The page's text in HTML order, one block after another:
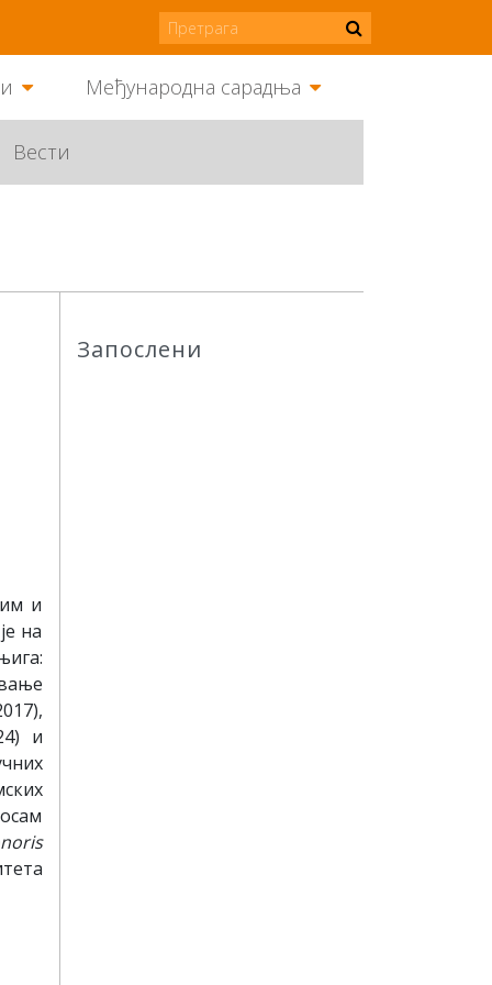
Међународна сарадња
Вести
Запослени
и
на
и